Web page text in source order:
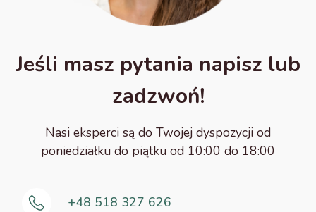
Jeśli masz pytania napisz lub
zadzwoń!
Nasi eksperci są do Twojej dyspozycji od
poniedziałku do piątku od 10:00 do 18:00
+48 518 327 626